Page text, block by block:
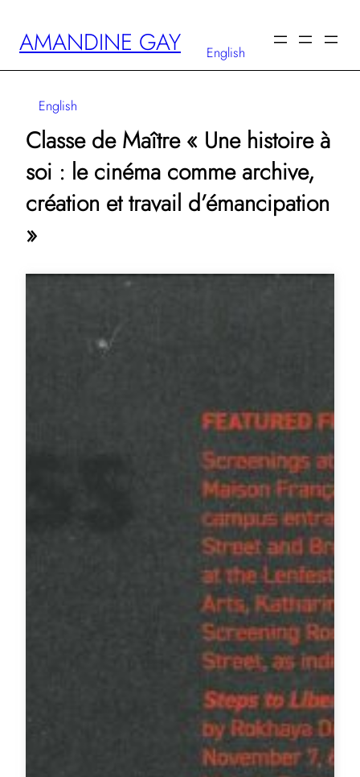
contenu
AMANDINE GAY English
English
Classe de Maître « Une histoire à
soi : le cinéma comme archive,
création et travail d’émancipation
»